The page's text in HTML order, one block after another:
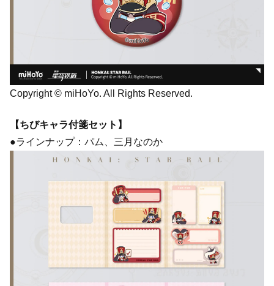
Copyright © miHoYo. All Rights Reserved.
【ちびキャラ付箋セット】
●ラインナップ：パム、三月なのか